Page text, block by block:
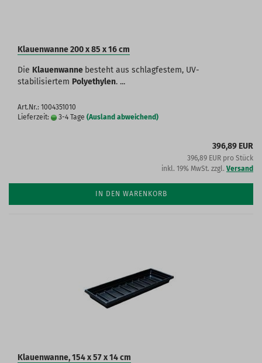
Klauenwanne 200 x 85 x 16 cm
Die Klauenwanne besteht aus schlagfestem, UV-
stabilisiertem Polyethylen. ...
Art.Nr.: 1004351010
Lieferzeit:
3-4 Tage (Ausland abweichend)
396,89 EUR
396,89 EUR pro Stück
inkl. 19% MwSt. zzgl. Versand
IN DEN WARENKORB
Klauenwanne, 154 x 57 x 14 cm